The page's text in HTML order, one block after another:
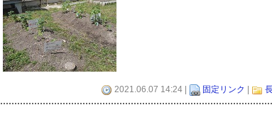
2021.06.07 14:24 | 固定リンク